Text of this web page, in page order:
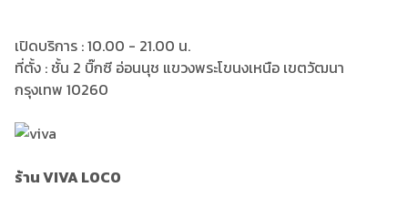
เปิดบริการ : 10.00 - 21.00 น.
ที่ตั้ง : ชั้น 2 บิ๊กซี อ่อนนุช แขวงพระโขนงเหนือ เขตวัฒนา
กรุงเทพ 10260
ร้าน VIVA LOCO